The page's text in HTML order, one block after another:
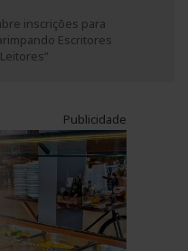
para
Escritores –
Publicidade